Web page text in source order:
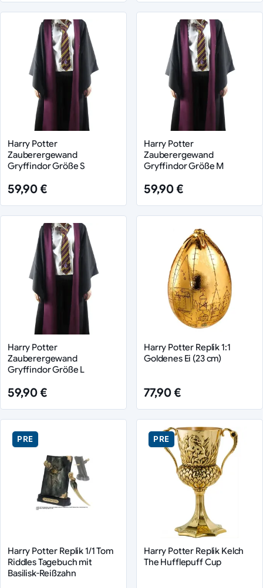
Harry Potter
Zauberergewand
Gryffindor Größe S
59,90 €
Harry Potter
Zauberergewand
Gryffindor Größe M
59,90 €
Harry Potter
Zauberergewand
Gryffindor Größe L
59,90 €
Harry Potter Replik 1:1
Goldenes Ei (23 cm)
77,90 €
PRE
Harry Potter Replik 1/1 Tom
Riddles Tagebuch mit
Basilisk-Reißzahn
PRE
Harry Potter Replik Kelch
The Hufflepuff Cup